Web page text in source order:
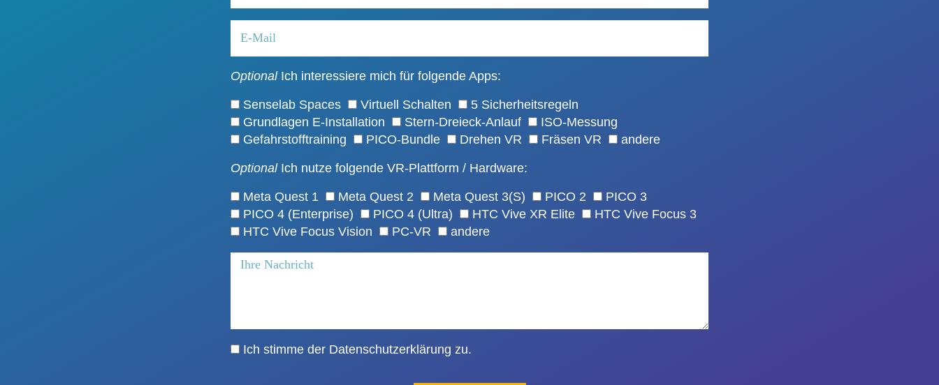
OptionalIch interessiere mich für folgende Apps:
Senselab Spaces Virtuell Schalten
5 Sicherheitsregeln
Grundlagen E-Installation
Stern-Dreieck-Anlauf
ISO-Messung
Gefahrstofftraining
PICO-Bundle Drehen VR Fräsen VR andere
OptionalIch nutze folgende VR-Plattform / Hardware:
Meta Quest 1 Meta Quest 2 Meta Quest 3(S) PICO 2
PICO 3
PICO 4 (Enterprise)
PICO 4 (Ultra) HTC Vive XR Elite
HTC Vive Focus 3
HTC Vive Focus Vision
PC-VR andere
Ich stimme der Datenschutzerklärung zu.